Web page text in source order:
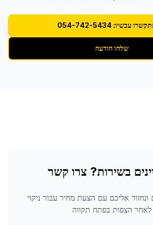
עכשיו: 054-742-5434
שלחו הודעה
בשירות? צרו קשר
ונחזור אליכם עם הצעת מחיר עבור ניקוי
לאחר הצפות בפתח תקווה